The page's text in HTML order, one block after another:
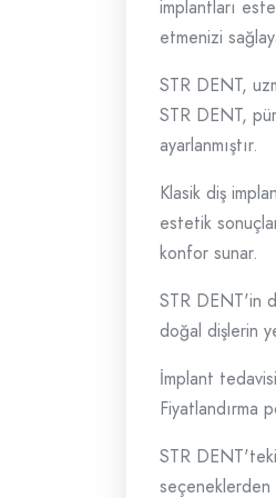
implantları
etmenizi
STR DENT,
STR DENT,
ayarlanmıştır.
Klasik diş
estetik
konfor sunar.
STR DENT'in
doğal dişlerin
İmplant
Fiyatlandırma
STR
seçeneklerden